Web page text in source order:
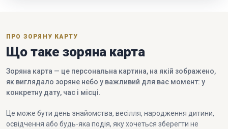
ПРО ЗОРЯНУ КАРТУ
Що таке зоряна карта
Зоряна карта — це персональна картина, на якій зображено,
як виглядало зоряне небо у важливий для вас момент: у
конкретну дату, час і місці.
Це може бути день знайомства, весілля, народження дитини,
освідчення або будь-яка подія, яку хочеться зберегти не